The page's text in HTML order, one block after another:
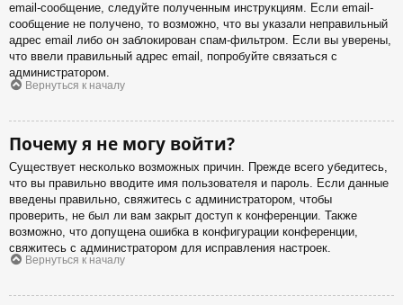
email-сообщение, следуйте полученным инструкциям. Если email-
сообщение не получено, то возможно, что вы указали неправильный
адрес email либо он заблокирован спам-фильтром. Если вы уверены,
что ввели правильный адрес email, попробуйте связаться с
администратором.
Вернуться к началу
Почему я не могу войти?
Существует несколько возможных причин. Прежде всего убедитесь,
что вы правильно вводите имя пользователя и пароль. Если данные
введены правильно, свяжитесь с администратором, чтобы
проверить, не был ли вам закрыт доступ к конференции. Также
возможно, что допущена ошибка в конфигурации конференции,
свяжитесь с администратором для исправления настроек.
Вернуться к началу